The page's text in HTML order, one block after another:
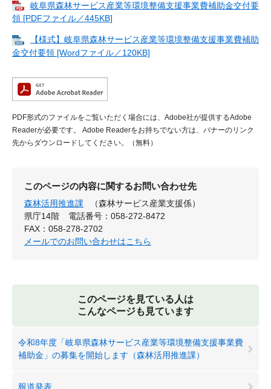
岐阜県森林サービス産業等環境整備支援事業費補助金交付要
領 [PDFファイル／445KB]
【様式】岐阜県森林サービス産業等環境整備支援事業費補助
金交付要領 [Wordファイル／120KB]
PDF形式のファイルをご覧いただく場合には、Adobe社が提供するAdobe
Readerが必要です。
Adobe Readerをお持ちでない方は、バナーのリンク
先からダウンロードしてください。（無料）
このページの内容に関するお問い合わせ先
森林活用推進課
（森林サービス産業支援係）
県庁14階
電話番号：058-272-8472
FAX：058-278-2702
メールでのお問い合わせはこちら
このページを見ている人は
こんなページも見ています
令和8年度「岐阜県森林サービス産業等環境整備支援事業費
補助金」の募集を開始します（森林活用推進課）
報道発表